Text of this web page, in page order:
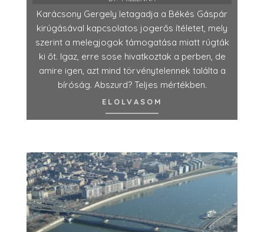
Karácsony Gergely letagadja a Békés Gáspár
kirúgásával kapcsolatos jogerős ítéletet, mely
szerint a melegjogok támogatása miatt rúgták
ki őt. Igaz, erre sose hivatkoztak a perben, de
amire igen, azt mind törvénytelennek találta a
bíróság. Abszurd? Teljes mértékben.
ELOLVASOM